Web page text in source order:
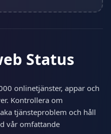
Status
onlinetjänster, appar och
Kontrollera om
tjänsteproblem och håll
vår omfattande